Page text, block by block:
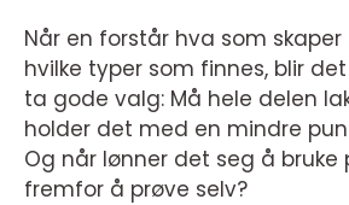
Når en forstår hva som skaper
hvilke typer som finnes, blir
ta gode valg: Må hele delen
holder det med en mindre
Og når lønner det seg å bruke
fremfor å prøve selv?